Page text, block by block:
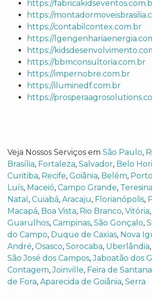
https://
https://
https://contabilcontex.com.br
https://
https://
https://bbmconsultoria.com.br
https://impernobre.com.br
https://iluminedf.com.br
https://
Veja Nossos Serviços em São Paulo,
Brasília, Fortaleza, Salvador, Belo
Curitiba, Recife, Goiânia, Belém,
Luís, Maceió, Campo Grande, Teresina
Natal , Cuiabá, Aracaju, Florianópolis,
Macapá, Boa Vista, Rio Branco, Vitória,
Guarulhos, Campinas, São Gonçalo,
do Campo, Duque de Caxias, Nova
André, Osasco, Sorocaba, Uberlândia,
São José dos Campos,Jaboatão dos
Contagem,Joinville, Feira de Santana
de Fora, Aparecida de Goiânia, Serra